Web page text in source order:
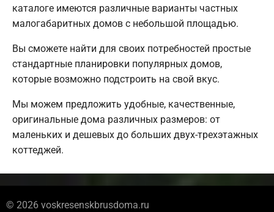
каталоге имеются различные варианты частных
малогабаритных домов с небольшой площадью.
Вы сможете найти для своих потребностей простые
стандартные планировки популярных домов,
которые возможно подстроить на свой вкус.
Мы можем предложить удобные, качественные,
оригинальные дома различных размеров: от
маленьких и дешевых до больших двух-трехэтажных
коттеджей.
© 2026 voskresenskbrusdoma.ru